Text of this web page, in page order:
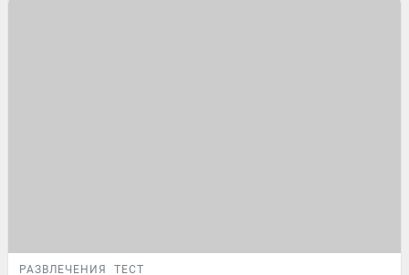
РАЗВЛЕЧЕНИЯ ТЕСТ